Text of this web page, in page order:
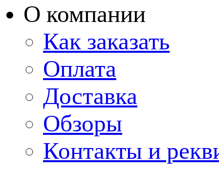
О компании
Как заказать
Оплата
Доставка
Обзоры
Контакты и